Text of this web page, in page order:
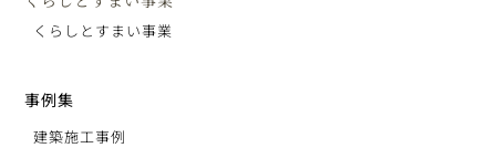
くらしとすまい事業
事例集
建築施工事例